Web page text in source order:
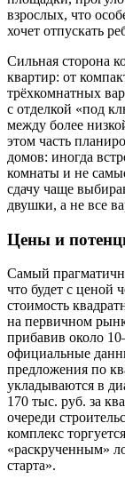
взрослых, что
хочет отпускать
Сильная сторона
квартир: от
трёхкомнатных
с отделкой «под
между более
этом часть
домов: иногда
комнаты и не
сдачу чаще
двушки, а не все
Цены и
Самый
что будет с ценой
стоимость
на первичном
прибавив около
официальные
предложения по
укладываются в
170 тыс. руб. за
очереди
комплекс
«раскрученным»
старта».